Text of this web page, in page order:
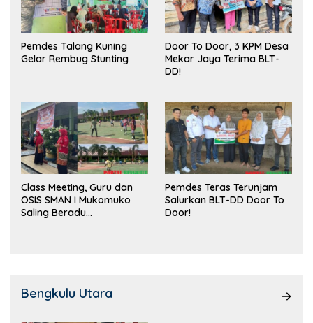
Pemdes Talang Kuning
Gelar Rembug Stunting
Door To Door, 3 KPM Desa
Mekar Jaya Terima BLT-
DD!
Class Meeting, Guru dan
OSIS SMAN I Mukomuko
Saling Beradu
Pemdes Teras Terunjam
Salurkan BLT-DD Door To
Door!
Bengkulu Utara